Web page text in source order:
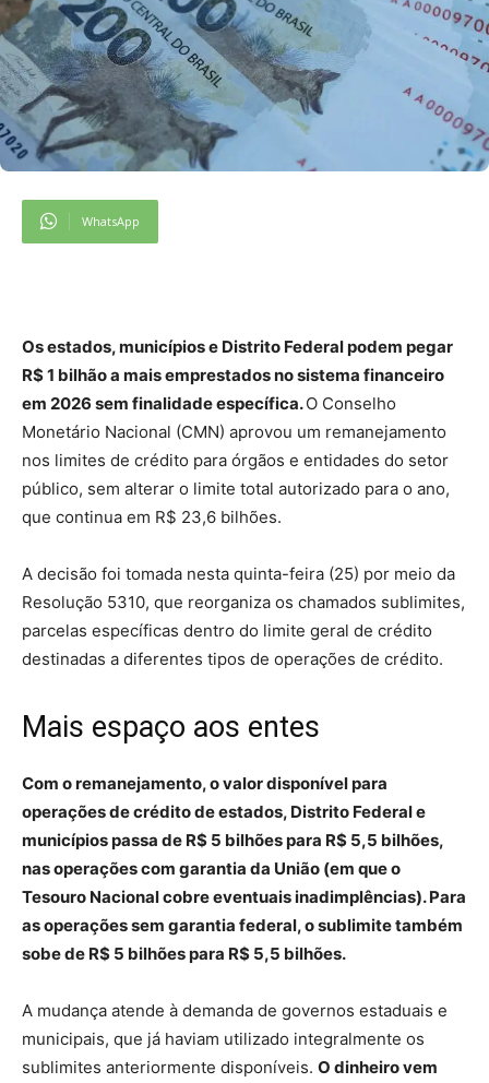
WhatsApp
Os estados, municípios e Distrito Federal podem pegar
R$ 1 bilhão a mais emprestados no sistema financeiro
em 2026 sem finalidade específica.O Conselho
Monetário Nacional (CMN) aprovou um remanejamento
nos limites de crédito para órgãos e entidades do setor
público, sem alterar o limite total autorizado para o ano,
que continua em R$ 23,6 bilhões.
A decisão foi tomada nesta quinta-feira (25) por meio da
Resolução 5310, que reorganiza os chamados sublimites,
parcelas específicas dentro do limite geral de crédito
destinadas a diferentes tipos de operações de crédito.
Mais espaço aos entes
Com o remanejamento, o valor disponível para
operações de crédito de estados, Distrito Federal e
municípios passa de R$ 5 bilhões para R$ 5,5 bilhões,
nas operações com garantia da União (em que o
Tesouro Nacional cobre eventuais inadimplências). Para
as operações sem garantia federal, o sublimite também
sobe de R$ 5 bilhões para R$ 5,5 bilhões.
A mudança atende à demanda de governos estaduais e
municipais, que já haviam utilizado integralmente os
sublimites anteriormente disponíveis. O dinheiro vem